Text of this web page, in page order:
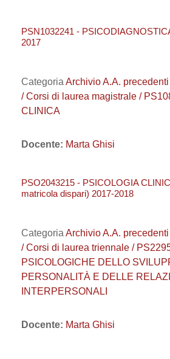
PSN1032241 -
2017
Categoria Archivio A.A.
/ Corsi di laurea magistrale /
CLINICA
Docente: Marta Ghisi
PSO2043215 - PSICOLOGIA
matricola dispari) 2017-2018
Categoria Archivio A.A.
/ Corsi di laurea triennale /
PSICOLOGICHE DELLO
PERSONALITÀ E DELLE
INTERPERSONALI
Docente: Marta Ghisi